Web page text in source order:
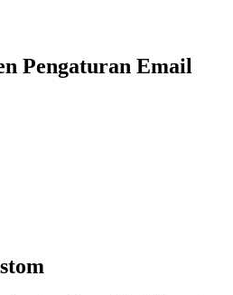
Pengaturan Email